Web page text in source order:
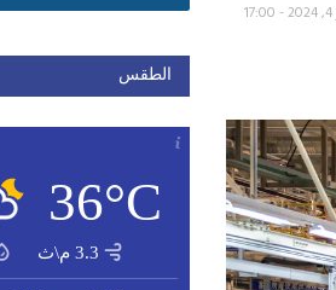
الطقس
36°C
3.3 م\ث